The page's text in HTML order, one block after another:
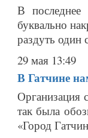
В
буквально
раздуть один
29 мая 13:49
В Гатчине
Организация
так была
«Город